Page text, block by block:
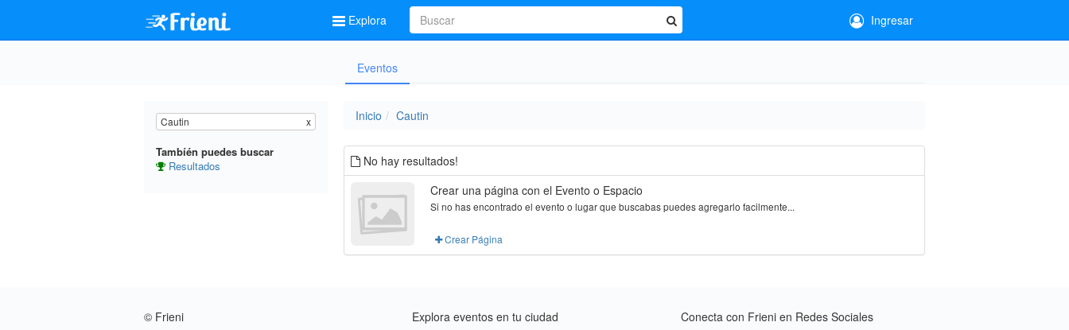
Explora Ingresar
Eventos
Cautin x
Tambíén puedes buscar
Resultados
Inicio Cautin
No hay resultados!
Crear una página con el Evento o Espacio
Si no has encontrado el evento o lugar que buscabas puedes agregarlo facilmente...
Crear Página
© Frieni
Explora eventos en tu ciudad
Conecta con Frieni en Redes Sociales